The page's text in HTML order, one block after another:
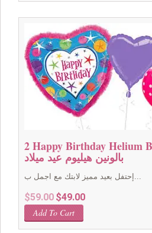
2 Happy Birthday Helium
بالونين هيليوم عيد ميلاد
إحتفل بعيد مميز لابتك مع اجمل ب...
$59.00 Original
price
was:
$49.00Current
Add To Cart